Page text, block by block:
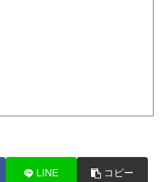
LINE コピー